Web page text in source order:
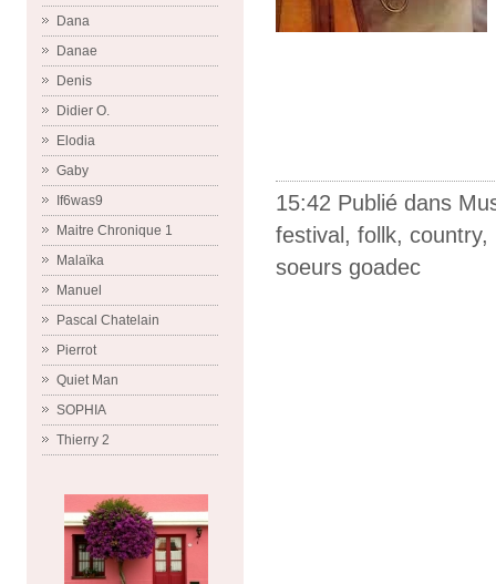
Dana
Danae
Denis
Didier O.
Elodia
Gaby
If6was9
Maitre Chronique 1
Malaïka
Manuel
Pascal Chatelain
Pierrot
Quiet Man
SOPHIA
Thierry 2
15:42 Publié dans
festival, follk, country,
soeurs goadec